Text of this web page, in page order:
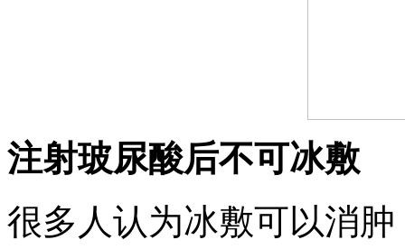
注射玻尿酸后不可冰敷
很多人认为冰敷可以消